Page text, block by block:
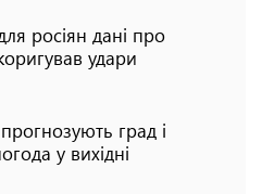
росіян дані про
удари
град і
у вихідні